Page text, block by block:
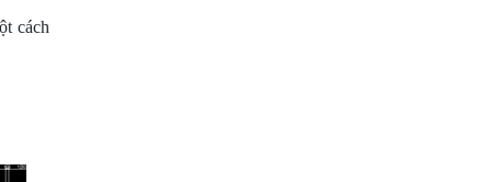
cách